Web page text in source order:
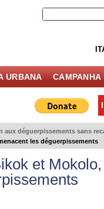
URBANA CAMPANHA
aux déguerpissements sans
les déguerpissements
et